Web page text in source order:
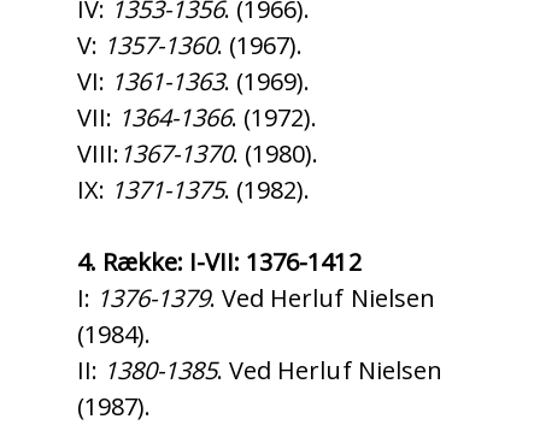
IV: 1353-1356. (1966).
V: 1357-1360. (1967).
VI: 1361-1363. (1969).
VII: 1364-1366. (1972).
VIII:1367-1370. (1980).
IX: 1371-1375. (1982).
4. Række: I-VII: 1376-1412
I: 1376-1379. Ved Herluf Nielsen
(1984).
II: 1380-1385. Ved Herluf Nielsen
(1987).